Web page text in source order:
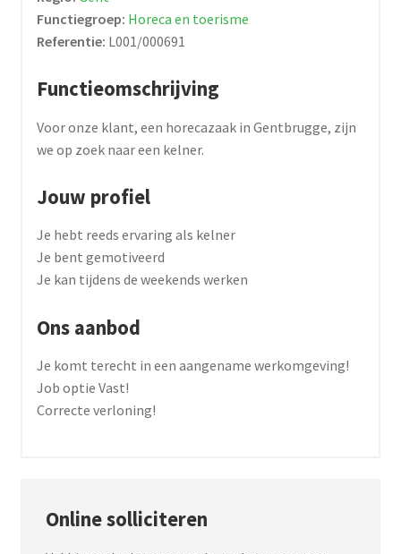
Functiegroep: Horeca en toerisme
Referentie: L001/000691
Functieomschrijving
Voor onze klant, een horecazaak in Gentbrugge, zijn
we op zoek naar een kelner.
Jouw profiel
Je hebt reeds ervaring als kelner
Je bent gemotiveerd
Je kan tijdens de weekends werken
Ons aanbod
Je komt terecht in een aangename werkomgeving!
Job optie Vast!
Correcte verloning!
Online solliciteren